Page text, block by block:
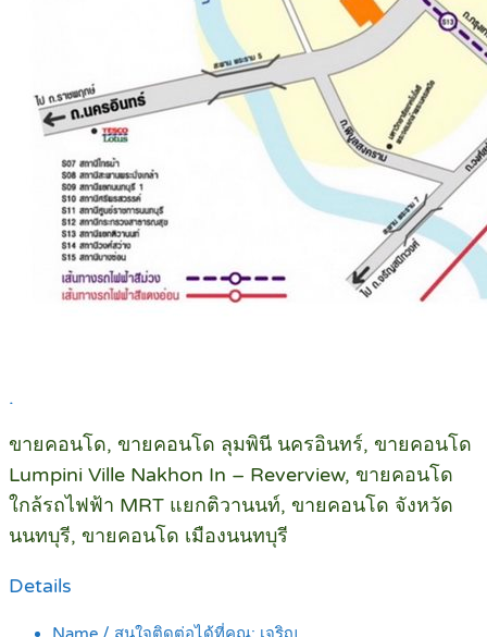
.
ขายคอนโด, ขายคอนโด ลุมพินี นครอินทร์, ขายคอนโด
Lumpini Ville Nakhon In – Reverview, ขายคอนโด
ใกล้รถไฟฟ้า MRT แยกติวานนท์, ขายคอนโด จังหวัด
นนทบุรี, ขายคอนโด เมืองนนทบุรี
Details